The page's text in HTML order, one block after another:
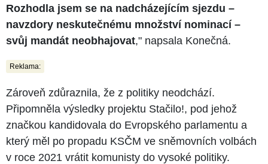
Rozhodla jsem se na nadcházejícím sjezdu –
navzdory neskutečnému množství nominací –
svůj mandát neobhajovat," napsala Konečná.
Reklama:
Zároveň zdůraznila, že z politiky neodchází.
Připomněla výsledky projektu Stačilo!, pod jehož
značkou kandidovala do Evropského parlamentu a
který měl po propadu KSČM ve sněmovních volbách
v roce 2021 vrátit komunisty do vysoké politiky.